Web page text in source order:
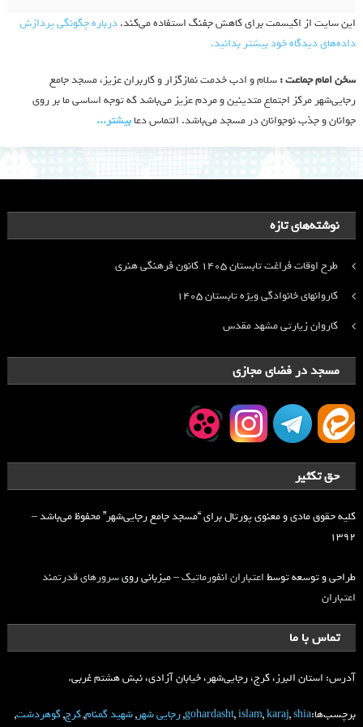
این سایت از اکیسمت برای کاهش جفنگ استفاده می‌کند.درباره چگونگی پردازش
داده‌های دیدگاه خود بیشتر بدانید.
سخن امام جماعت :سلام و ادب خدمت نمازگزار و کاربران عزیز، مسجد جامع
رجایی‌شهر مرکز اجتماع متدینین و مردم عزیز می‌باشد که توجه اساسی ما بر روی
جوانان و جذب نوجوانان در مسجد می‌باشد. التماس دعابیشتر‫...‬
نوشته‌های تازه
طرح اوقات فراغت تابستان ۱۴۰۵ کانون فرهنگی هنری
کاروانهای خانوادگی ویژه تابستان ۱۴۰۵
کاروان زیارتی مشهد مقدس
مسجد در فضای مجازی
حق تکثیر
کلیه حقوق مادی و معنوی پورتال برای “مسجد جامع رجایی‌شهر” محفوظ می‌باشد –
۱۳۹۲
طراحی و توسعه توسطاعتباران انفورماتیک– میزبانی رویسرورهای قدرتمند
اعتباران
تماس با ما
آدرس: استان البرز، کرج، رجایی‌شهر، خیابان آزادی، نبش هشتم غربی.
برچسب‌ها: gohardasht,islam,karaj,shia
,رجایی شهر,شهید گمنام,کرج,گوهردشت,